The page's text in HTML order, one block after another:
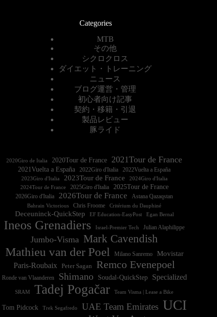
Categories
MTB
その他
シクロクロス
ダイエット・トレーニング
ニュース
ブログ運営・管理
初心者向け記事
契約・移籍・引退
製品レビュー
豚ライド
2020Giro de Italia 2020Tour de France 2021Tour de France
2021Vuelta a España 2022Vuelta a España
2023Giro d'Italia 2023Tour de France
2024Tour de France
2025Giro d'Italia 2025Tour de France
2026Giro d'Italia 2026Tour de France Astana Qazaqstan
Bahrain Victorious Chris Froome Critérium du Dauphiné
Deceuninck-QuickStep EF Education-EasyPost Egan Bernal
Ineos Grenadiers Israel-Premier Tech Julian Alaphilippe
Jumbo-Visma Mark Cavendish
Mathieu van der Poel Milano Sanremo
Movistar
Paris-Roubaix
Peter Sagan Remco Evenepoel
Ronde van Vlaanderen Shimano Soudal-QuickStep Specialized
SRAM Tadej Pogačar Team Visma | Lease a Bike
Tom Pidcock Trek Segafredo UAE Team Emirates UCI